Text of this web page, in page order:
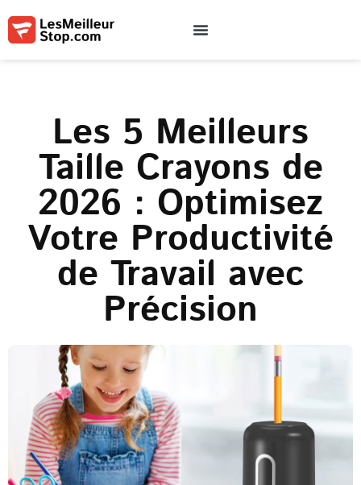
Les 5 Meilleurs
Taille Crayons de
2026 : Optimisez
Votre Productivité
de Travail avec
Précision